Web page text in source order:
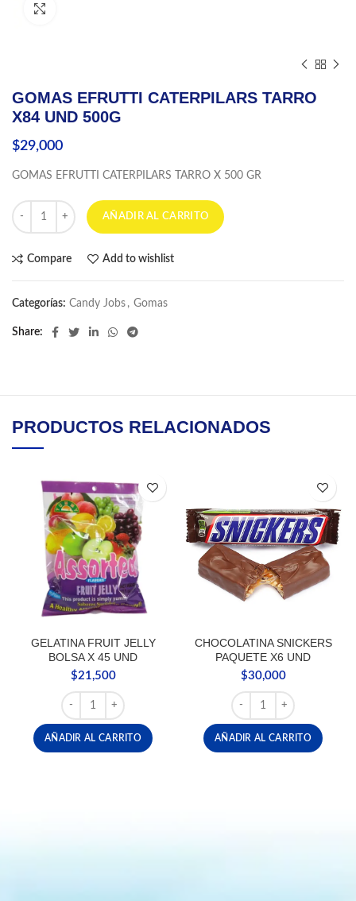
GOMAS EFRUTTI CATERPILARS TARRO
X84 UND 500G
$29,000
GOMAS EFRUTTI CATERPILARS TARRO X 500 GR
GOMAS EFRUTTI CATERPILARS TARRO X84 UND 500G cantidad
AÑADIR AL CARRITO
Compare Add to wishlist
Categorías: Candy Jobs , Gomas
Share
PRODUCTOS RELACIONADOS
GELATINA FRUIT JELLY
BOLSA X 45 UND
$21,500
GELATINA FRUIT JELLY BOLSA X 45 UND cantidad
AÑADIR AL CARRITO
CHOCOLATINA SNICKERS
PAQUETE X6 UND
$30,000
CHOCOLATINA
AÑADIR AL CARRITO